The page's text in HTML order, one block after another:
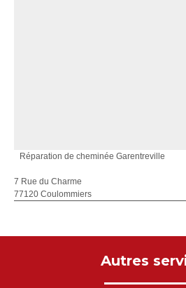
Réparation de cheminée Garentreville
7 Rue du Charme
77120 Coulommiers
Autres